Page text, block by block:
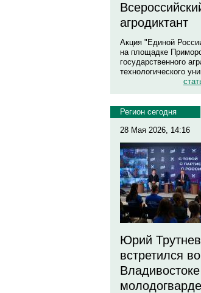
агродиктант
Акция "Единой
на площадке
государственного
технологического
Регион сегодня
28 Мая 2026, 14:16
Юрий Трутнев
встретился во